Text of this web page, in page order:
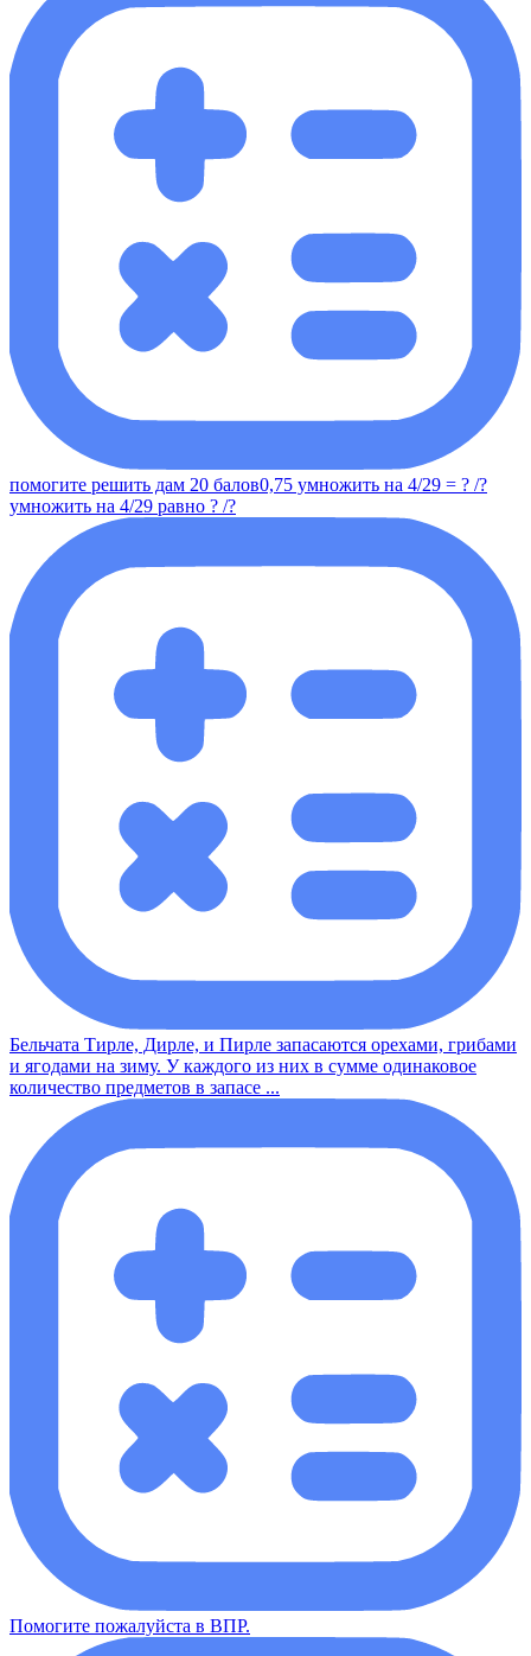
помогите решить дам 20 балов0,75 умножить на 4/29 = ? /?
умножить на 4/29 равно ? /?
Бельчата Тирле, Дирле, и Пирле запасаются орехами, грибами
и ягодами на зиму. У каждого из них в сумме одинаковое
количество предметов в запасе ...
Помогите пожалуйста в ВПР.